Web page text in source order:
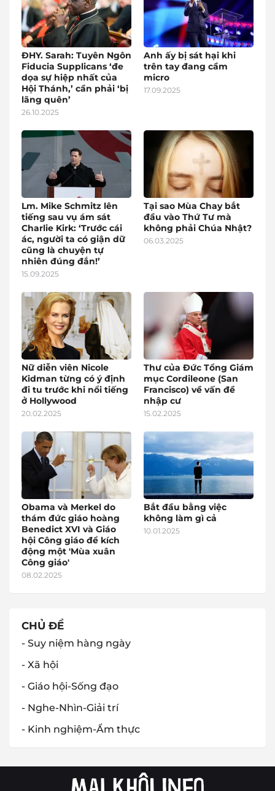
ĐHY. Sarah: Tuyên Ngôn
Fiducia Supplicans ‘đe
dọa sự hiệp nhất của
Hội Thánh,’ cần phải ‘bị
lãng quên’
26.10.2025
Anh ấy bị sát hại khi
trên tay đang cầm
micro
17.09.2025
Lm. Mike Schmitz lên
tiếng sau vụ ám sát
Charlie Kirk: ‘Trước cái
ác, người ta có giận dữ
cũng là chuyện tự
nhiên đúng đắn!’
15.09.2025
Tại sao Mùa Chay bắt
đầu vào Thứ Tư mà
không phải Chúa Nhật?
06.03.2025
Nữ diễn viên Nicole
Kidman từng có ý định
đi tu trước khi nổi tiếng
ở Hollywood
20.02.2025
Thư của Đức Tổng Giám
mục Cordileone (San
Francisco) về vấn đề
nhập cư
15.02.2025
Obama và Merkel do
thám đức giáo hoàng
Benedict XVI và Giáo
hội Công giáo để kích
động một 'Mùa xuân
Công giáo'
08.02.2025
Bắt đầu bằng việc
không làm gì cả
10.01.2025
CHỦ ĐỀ
- Suy niệm hàng ngày
- Xã hội
- Giáo hội-Sống đạo
- Nghe-Nhìn-Giải trí
- Kinh nghiệm-Ẩm thực